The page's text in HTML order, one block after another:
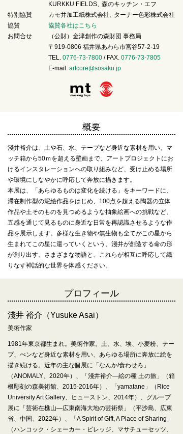
KURKKU FIELDS
森のキッチン・エフ
特別協賛
カモ井加工紙株式会社
ターナー色彩株式会社
協賛
協賛各社はこちら
お問合せ
（公財）金津創作の森財団 事務局
〒919-0806 福井県あわら市宮谷57-2-19
TEL. 0776-73-7800 / FAX. 0776-73-7805
E-mail. artcore@sosaku.jp
概要
淺井裕介は、土や石、水、テープなど身近な素材を用い、マ
ッチ箱から50ｍを超える壁画まで、アートプロジェクトにお
けるインスタレーションへの取り組みなど、受け止める場所
や環境にしなやかに呼応して奔放に描きます。
本展は、「あらゆるものは変化を続ける」をキーワードに、
滞在制作型の泥絵作品をはじめ、100点を超える陶器の立体
作品や土そのものを見つめるような抽象絵画への挑戦など、
五感を通じて見るものに身近な日常を再認識させるような作
品を展示します。多様な生き物や無生物も全てがこの星から
生まれてこの星に還っていくという、淺井が創造する命の形
が創り出す、さまざまな物語と、これらが相互に呼応して織
りなす神話的な世界を体感ください。
プロフィール
淺井 裕介（Yusuke Asai）
美術作家
1981年東京都生まれ。美術作家。土、水、埃、小麦粉、テー
プ、ぺンなど身近な素材を用い、あらゆる場所に奔放に絵を
描き続ける。近年の主な個展に「なんか/食わせろ」
（ANOMALY、2020年）、「淺井裕介―絵の種 土の旅」（箱
根彫刻の森美術館、2015-2016年）、「yamatane」（Rice
University Art Gallery、ヒューストン、2014年）、グループ
展に「芸術在樵山—広東南海大地の芸術祭」（平沙島、広東
省、中国、2022年）、「A Spirit of Gift, A Place of Sharing」
（ハンコック・シェーカー・ビレッジ、マサチューセッツ、